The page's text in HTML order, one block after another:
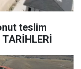
teslim